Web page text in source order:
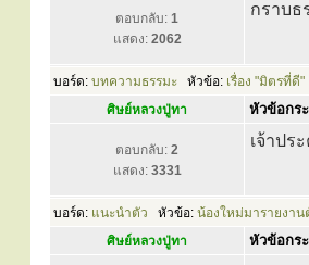
ตอบกลับ: 1
แสดง: 2062
กราบธ
บอร์ด: บทความธรรมะ หัวข้อ: เรื่อง "มิตรที่ดี
ศิษย์หลวงปู่ทา
หัวข้อกร
ตอบกลับ: 2
แสดง: 3331
เจ้าปร
บอร์ด: แนะนำตัว หัวข้อ: น้องใหม่มารายงา
ศิษย์หลวงปู่ทา
หัวข้อกร